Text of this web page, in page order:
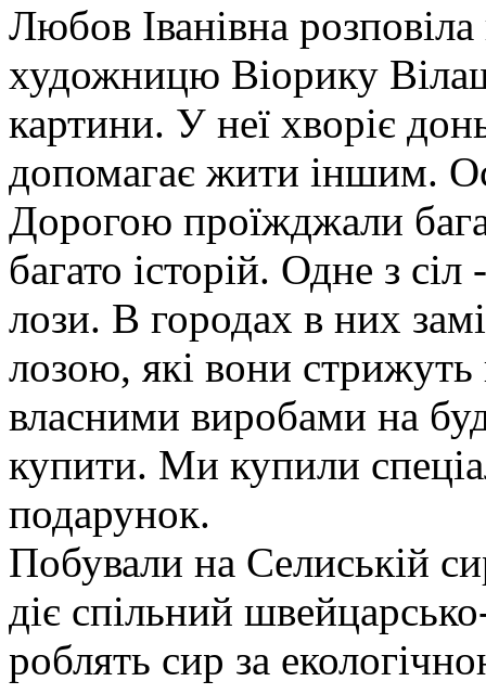
Любов Іванівна
художницю Віорику
картини. У неї хворіє
допомагає жити іншим.
Дорогою проїжджали
багато історій. Одне з
лози. В городах в них
лозою, які вони стрижуть
власними виробами на
купити. Ми купили
подарунок.
Побували на Селиській
діє спільний
роблять сир за